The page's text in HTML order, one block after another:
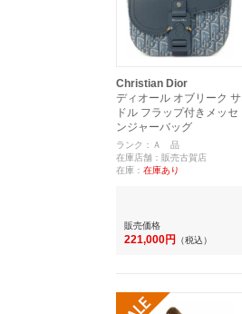
Christian Dior
ディオール オブリーク サ
ドル フラップ付きメッセ
ンジャーバッグ
ランク：Ａ 品
在庫店舗：販売古賀店
在庫： 在庫あり
販売価格
221,000円 （税込）